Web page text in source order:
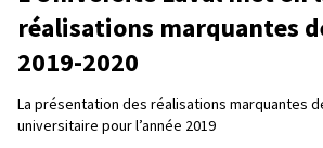
réalisations marquantes
2019-2020
La présentation des réalisations marquantes
universitaire pour l’année 2019